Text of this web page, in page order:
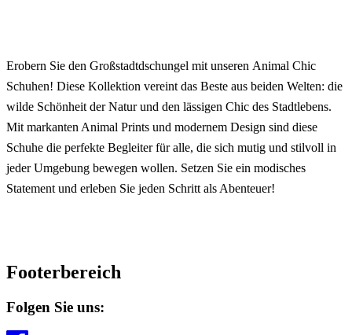
Erobern Sie den Großstadtdschungel mit unseren Animal Chic
Schuhen! Diese Kollektion vereint das Beste aus beiden Welten: die
wilde Schönheit der Natur und den lässigen Chic des Stadtlebens.
Mit markanten Animal Prints und modernem Design sind diese
Schuhe die perfekte Begleiter für alle, die sich mutig und stilvoll in
jeder Umgebung bewegen wollen. Setzen Sie ein modisches
Statement und erleben Sie jeden Schritt als Abenteuer!
Footerbereich
Folgen Sie uns: